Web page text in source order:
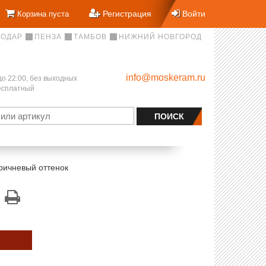
Корзина пуста Регистрация Войти
ПЕНЗА ТАМБОВ НИЖНИЙ НОВГОРОД
22:00, без выходных
info@moskeram.ru
оттенок